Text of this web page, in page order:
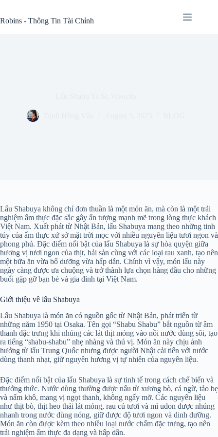
content
Robins - Thông Tin Tài Chính
Lẩu Shabuya không chỉ đơn thuần là một món ăn, mà còn là một trải
nghiệm ẩm thực đặc sắc gây ấn tượng mạnh mẽ trong lòng thực khách
Việt Nam. Xuất phát từ Nhật Bản, lẩu Shabuya mang theo những tinh
túy của ẩm thực xứ sở mặt trời mọc với nhiều nguyên liệu tươi ngon và
phong phú. Đặc điểm nổi bật của lẩu Shabuya là sự hòa quyện giữa
hương vị tươi ngon của thịt, hải sản cùng với các loại rau xanh, tạo nên
một bữa ăn vừa bổ dưỡng vừa hấp dẫn. Chính vì vậy, món lẩu này
ngày càng được ưa chuộng và trở thành lựa chọn hàng đầu cho những
buổi gặp gỡ bạn bè và gia đình tại Việt Nam.
Giới thiệu về lẩu Shabuya
Lẩu Shabuya là món ăn có nguồn gốc từ Nhật Bản, phát triển từ
những năm 1950 tại Osaka. Tên gọi “Shabu Shabu” bắt nguồn từ âm
thanh đặc trưng khi nhúng các lát thịt mỏng vào nồi nước dùng sôi, tạo
ra tiếng “shabu-shabu” nhẹ nhàng và thú vị. Món ăn này chịu ảnh
hưởng từ lẩu Trung Quốc nhưng được người Nhật cải tiến với nước
dùng thanh nhạt, giữ nguyên hương vị tự nhiên của nguyên liệu.
Đặc điểm nổi bật của lẩu Shabuya là sự tinh tế trong cách chế biến và
thưởng thức. Nước dùng thường được nấu từ xương bò, cá ngừ, tảo bẹ
và nấm khô, mang vị ngọt thanh, không ngấy mỡ. Các nguyên liệu
như thịt bò, thịt heo thái lát mỏng, rau củ tươi và mì udon được nhúng
nhanh trong nước dùng nóng, giữ được độ tươi ngon và dinh dưỡng.
Món ăn còn được kèm theo nhiều loại nước chấm đặc trưng, tạo nên
trải nghiệm ẩm thực đa dạng và hấp dẫn.